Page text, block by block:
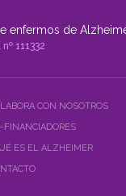
enfermos de
111332
CON NOSOTROS
FINANCIADORES
ES EL ALZHEIMER